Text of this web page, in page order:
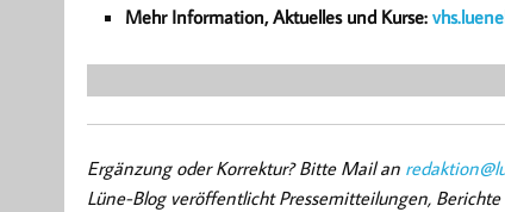
Mehr Information, Aktuelles und Kurse:
Ergänzung oder Korrektur? Bitte Mail an
Lüne-Blog veröffentlicht Pressemitteilungen,